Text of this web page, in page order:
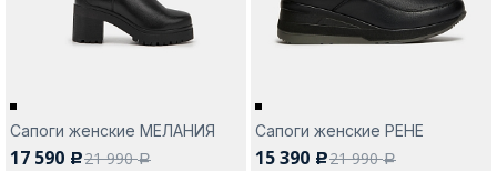
Сапоги женские МЕЛАНИЯ
17 590 c21 990a
Сапоги женские РЕНЕ
15 390 c21 990a